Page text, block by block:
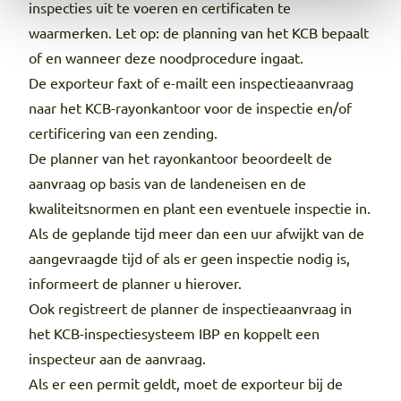
inspecties uit te voeren en certificaten te
waarmerken. Let op: de planning van het KCB bepaalt
of en wanneer deze noodprocedure ingaat.
De exporteur faxt of e-mailt een inspectieaanvraag
naar het KCB-rayonkantoor voor de inspectie en/of
certificering van een zending.
De planner van het rayonkantoor beoordeelt de
aanvraag op basis van de landeneisen en de
kwaliteitsnormen en plant een eventuele inspectie in.
Als de geplande tijd meer dan een uur afwijkt van de
aangevraagde tijd of als er geen inspectie nodig is,
informeert de planner u hierover.
Ook registreert de planner de inspectieaanvraag in
het KCB-inspectiesysteem IBP en koppelt een
inspecteur aan de aanvraag.
Als er een permit geldt, moet de exporteur bij de